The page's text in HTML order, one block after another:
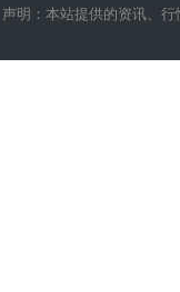
声明：本站提供的资讯、